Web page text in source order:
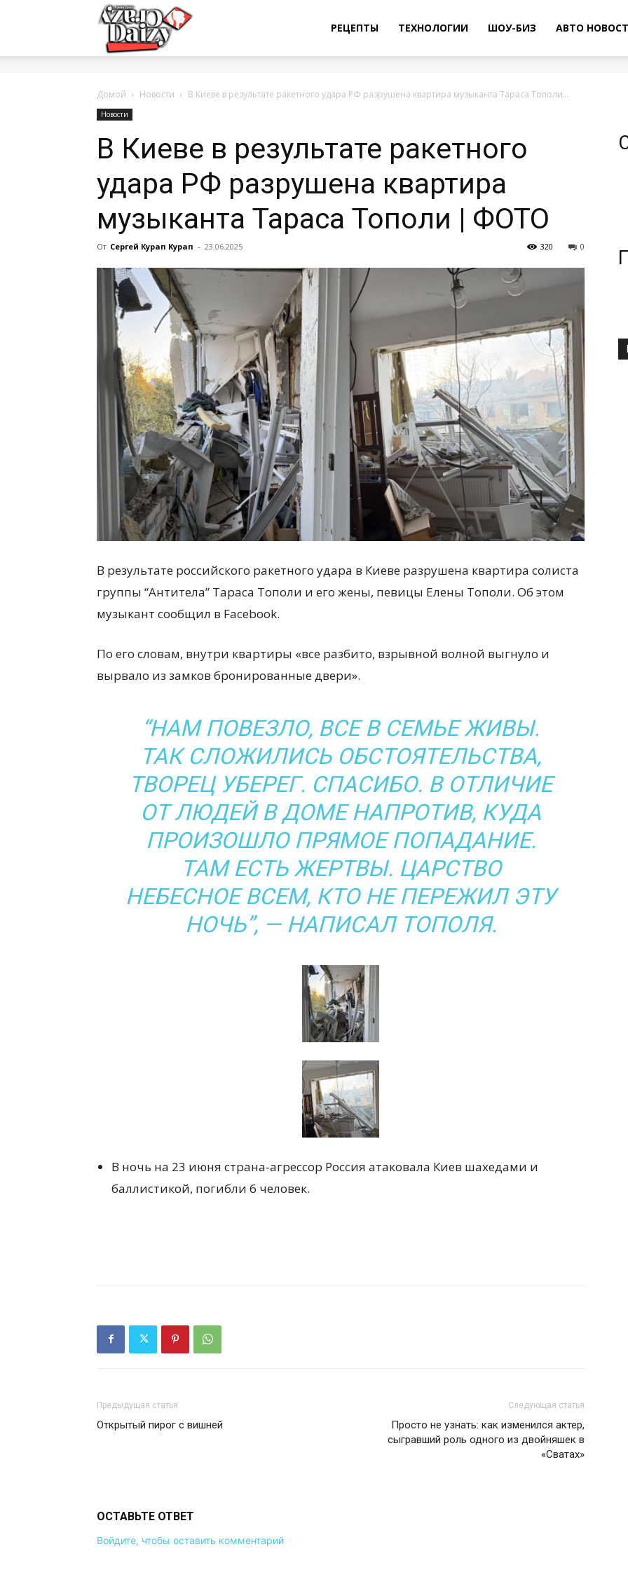
сумашедшие
новости
обо
всем
РЕЦЕПТЫ ТЕХНОЛОГИИ ШОУ-БИЗ АВТО
Домой Новости В Киеве в результате ракетного удара РФ разрушена квартира музыканта Тараса Тополи...
Новости
В Киеве в результате ракетного
удара РФ разрушена квартира
музыканта Тараса Тополи | ФОТО
От Сергей Курап Курап - 23.06.2025 0
320
В результате российского ракетного удара в Киеве разрушена квартира солиста
группы “Антитела” Тараса Тополи и его жены, певицы Елены Тополи. Об этом
музыкант сообщил в Facebook.
По его словам, внутри квартиры «все разбито, взрывной волной выгнуло и
вырвало из замков бронированные двери».
“НАМ ПОВЕЗЛО, ВСЕ В СЕМЬЕ ЖИВЫ.
ТАК СЛОЖИЛИСЬ ОБСТОЯТЕЛЬСТВА,
ТВОРЕЦ УБЕРЕГ. СПАСИБО. В ОТЛИЧИЕ
ОТ ЛЮДЕЙ В ДОМЕ НАПРОТИВ, КУДА
ПРОИЗОШЛО ПРЯМОЕ ПОПАДАНИЕ.
ТАМ ЕСТЬ ЖЕРТВЫ. ЦАРСТВО
НЕБЕСНОЕ ВСЕМ, КТО НЕ ПЕРЕЖИЛ ЭТУ
НОЧЬ”, — НАПИСАЛ ТОПОЛЯ.
В ночь на 23 июня страна-агрессор Россия атаковала Киев шахедами и
баллистикой, погибли 6 человек.
Предыдущая статья
Открытый пирог с вишней
Следующая статья
Просто не узнать: как изменился актер,
сыгравший роль одного из двойняшек в
«Сватах»
ОСТАВЬТЕ ОТВЕТ
Войдите, чтобы оставить комментарий